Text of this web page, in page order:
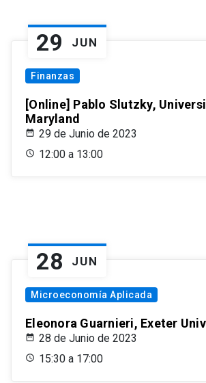
29 JUN
Finanzas
[Online] Pablo Slutzky,
Maryland
29 de Junio de 2023
12:00 a 13:00
28 JUN
Microeconomía Aplicada
Eleonora Guarnieri, Exeter
28 de Junio de 2023
15:30 a 17:00